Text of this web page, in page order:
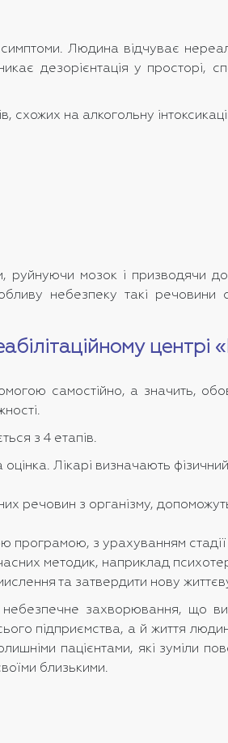
симптоми. Людина відчуває
дезорієнтація у просторі,
схожих на алкогольну
мозок і призводячи до
небезпеку такі
самостійно, а значить,
з 4 етапів.
Лікарі визначають
речовин з організму,
програмою, з урахуванням
методик, наприклад
та затвердити нову
захворювання, що
підприємства, а й життя
пацієнтами, які зуміли
близькими.